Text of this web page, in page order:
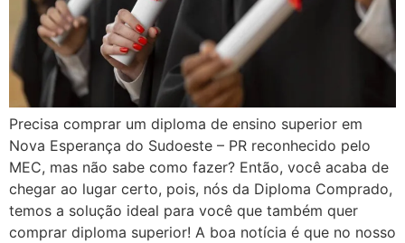
Precisa comprar um diploma de ensino superior em
Nova Esperança do Sudoeste – PR reconhecido pelo
MEC, mas não sabe como fazer? Então, você acaba de
chegar ao lugar certo, pois, nós da Diploma Comprado,
temos a solução ideal para você que também quer
comprar diploma superior! A boa notícia é que no nosso